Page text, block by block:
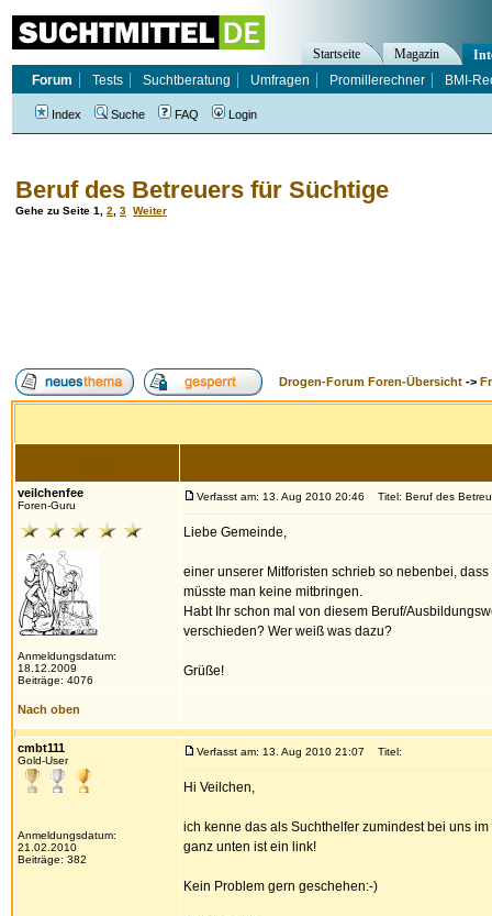
Beruf des Betreuers für Süchtige
Gehe zu Seite 1 2 3 Weiter
Drogen-Forum Foren-Übersicht ->
veilchenfee
Foren-Guru
Anmeldungsdatum:
18.12.2009
Beiträge: 4076
Verfasst am: 13. Aug 2010 20:46 Titel: Beruf des
Liebe Gemeinde,
einer unserer Mitforisten schrieb so nebenbei,
müsste man keine mitbringen.
Habt Ihr schon mal von diesem Beruf/
verschieden? Wer weiß was dazu?
Grüße!
Nach oben
cmbt111
Gold-User
Anmeldungsdatum:
21.02.2010
Beiträge: 382
Verfasst am: 13. Aug 2010 21:07 Titel:
Hi Veilchen,
ich kenne das als Suchthelfer zumindest bei uns
ganz unten ist ein link!
Kein Problem gern geschehen:-)
Startseite Magazin
Forum
Tests Suchtberatung Umfragen Promillerechner BMI-
Index Suche FAQ Login